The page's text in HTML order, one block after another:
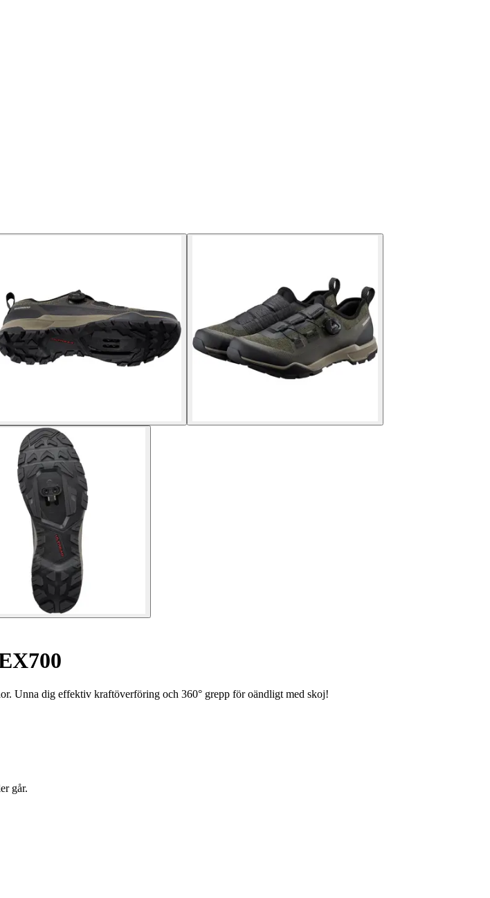
Unna dig effektiv kraftöverföring och 360° grepp för oändligt med skoj!
går.